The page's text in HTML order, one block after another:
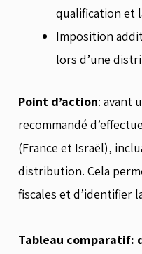
qualification et
Imposition
lors d’une
Point d’action: avant
recommandé
(France et Israël),
distribution. Cela
fiscales et d’identifier
Tableau comparatif: